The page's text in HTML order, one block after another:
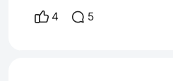
esqueléticos.
bombardeados por
4 5